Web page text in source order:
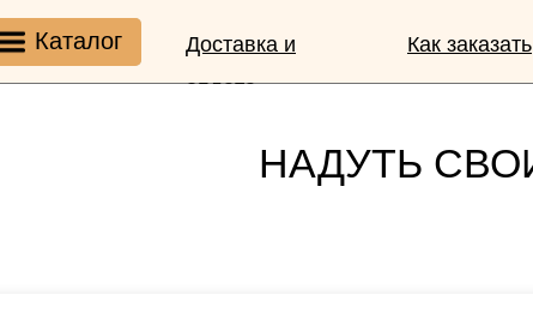
Каталог
Доставка и
оплата
Как заказать
НАДУТЬ